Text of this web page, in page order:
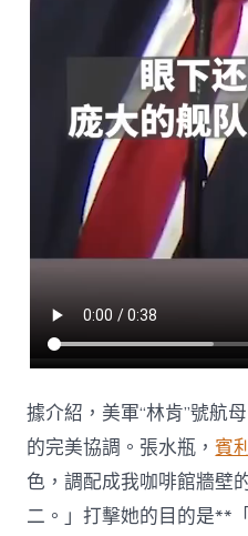
據介紹，美軍“林肯”號航
的完美協調。張水瓶，賓
色，調配成我咖啡館牆壁
二。」打擊她的目的是**